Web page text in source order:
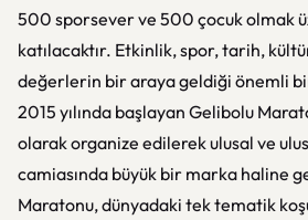
500 sporsever ve 500 çocuk olmak
katılacaktır. Etkinlik, spor, tarih,
değerlerin bir araya geldiği önemli
2015 yılında başlayan Gelibolu
olarak organize edilerek ulusal ve
camiasında büyük bir marka haline
Maratonu, dünyadaki tek tematik